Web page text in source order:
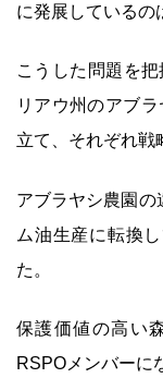
に発展しているの
こうした問題を
リアウ州のアブ
立て、それぞれ戦
アブラヤシ農園の
ム油生産に転換
た。
保護価値の高い
RSPOメンバーに